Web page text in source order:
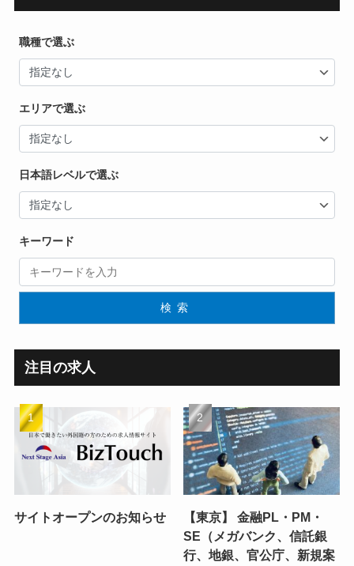
職種で選ぶ
エリアで選ぶ
日本語レベルで選ぶ
キーワード
検索
注目の求人
サイトオープンのお知らせ
【東京】 金融PL・PM・
SE（メガバンク、信託銀
行、地銀、官公庁、新規案